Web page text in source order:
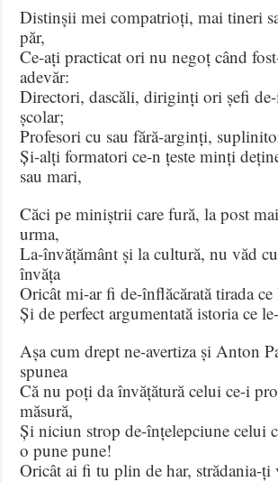
Distinșii mei compatrioți, mai tineri
păr,
Ce-ați practicat ori nu negoț când
adevăr:
Directori, dascăli, diriginți ori șefi
școlar;
Profesori cu sau fără-arginți,
Și-alți formatori ce-n țeste minți
sau mari,
Căci pe miniștrii care fură, la post
urma,
La-învățământ și la cultură, nu văd
învăța
Oricât mi-ar fi de-înflăcărată tirada ce
Și de perfect argumentată istoria ce
Așa cum drept ne-avertiza și Anton
spunea
Că nu poți da învățătură celui ce-i
măsură,
Și niciun strop de-înțelepciune celui
o pune pune!
Oricât ai fi tu plin de har, strădania-